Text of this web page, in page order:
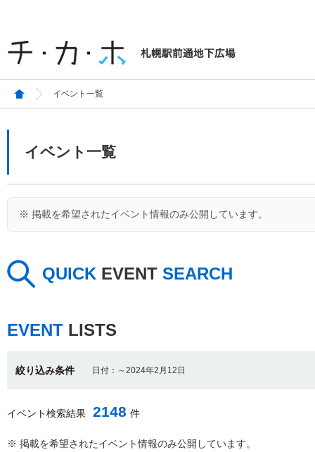
イベント一覧
イベント一覧
※ 掲載を希望されたイベント情報のみ公開しています。
QUICK EVENT SEARCH
EVENT LISTS
絞り込み条件 日付：～2024年2月12日
イベント検索結果 2148 件
※ 掲載を希望されたイベント情報のみ公開しています。